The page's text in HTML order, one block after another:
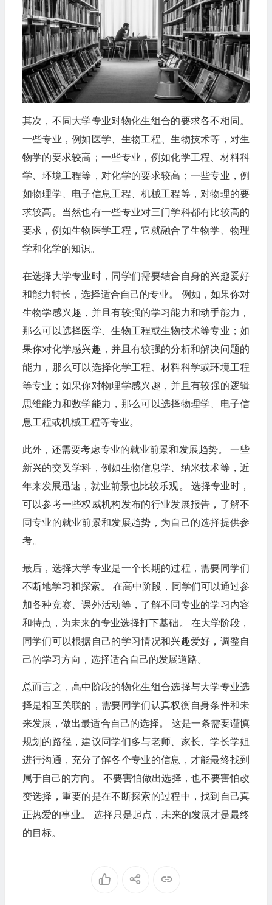
其次，不同大学专业对物化生组合的要求各不相同。
一些专业，例如医学、生物工程、生物技术等，对生
物学的要求较高；一些专业，例如化学工程、材料科
学、环境工程等，对化学的要求较高；一些专业，例
如物理学、电子信息工程、机械工程等，对物理的要
求较高。当然也有一些专业对三门学科都有比较高的
要求，例如生物医学工程，它就融合了生物学、物理
学和化学的知识。
在选择大学专业时，同学们需要结合自身的兴趣爱好
和能力特长，选择适合自己的专业。 例如，如果你对
生物学感兴趣，并且有较强的学习能力和动手能力，
那么可以选择医学、生物工程或生物技术等专业；如
果你对化学感兴趣，并且有较强的分析和解决问题的
能力，那么可以选择化学工程、材料科学或环境工程
等专业；如果你对物理学感兴趣，并且有较强的逻辑
思维能力和数学能力，那么可以选择物理学、电子信
息工程或机械工程等专业。
此外，还需要考虑专业的就业前景和发展趋势。 一些
新兴的交叉学科，例如生物信息学、纳米技术等，近
年来发展迅速，就业前景也比较乐观。 选择专业时，
可以参考一些权威机构发布的行业发展报告，了解不
同专业的就业前景和发展趋势，为自己的选择提供参
考。
最后，选择大学专业是一个长期的过程，需要同学们
不断地学习和探索。 在高中阶段，同学们可以通过参
加各种竞赛、课外活动等，了解不同专业的学习内容
和特点，为未来的专业选择打下基础。 在大学阶段，
同学们可以根据自己的学习情况和兴趣爱好，调整自
己的学习方向，选择适合自己的发展道路。
总而言之，高中阶段的物化生组合选择与大学专业选
择是相互关联的，需要同学们认真权衡自身条件和未
来发展，做出最适合自己的选择。 这是一条需要谨慎
规划的路径，建议同学们多与老师、家长、学长学姐
进行沟通，充分了解各个专业的信息，才能最终找到
属于自己的方向。 不要害怕做出选择，也不要害怕改
变选择，重要的是在不断探索的过程中，找到自己真
正热爱的事业。 选择只是起点，未来的发展才是最终
的目标。